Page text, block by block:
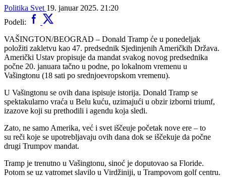
Politika Svet 19. januar 2025. 21:20
Podeli:
VAŠINGTON/BEOGRAD – Donald Tramp će u ponedeljak
položiti zakletvu kao 47. predsednik Sjedinjenih Američkih Država.
Američki Ustav propisuje da mandat svakog novog predsednika
počne 20. januara tačno u podne, po lokalnom vremenu u
Vašingtonu (18 sati po srednjoevropskom vremenu).
U Vašingtonu se ovih dana ispisuje istorija. Donald Tramp se
spektakularno vraća u Belu kuću, uzimajući u obzir izborni triumf,
izazove koji su prethodili i agendu koja sledi.
Zato, ne samo Amerika, već i svet iščeuje početak nove ere – to
su reči koje se upotrebljavaju ovih dana dok se iščekuje da počne
drugi Trumpov mandat.
Tramp je trenutno u Vašingtonu, sinoć je doputovao sa Floride.
Potom se uz vatromet slavilo u Virdžiniji, u Trampovom golf centru.